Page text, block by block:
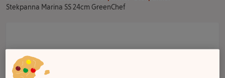
Stekpanna Marina SS 24cm GreenChef